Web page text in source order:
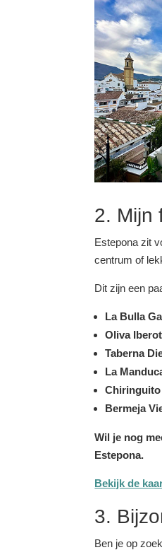
2. Mijn
Estepona zit
centrum of
Dit zijn een
La Bulla
Oliva
Taberna
La
Chiringuito
Bermeja
Wil je nog
Estepona.
Bekijk de
3.
Ben je op